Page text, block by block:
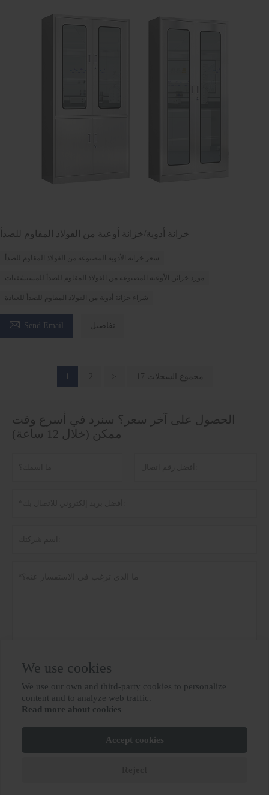
خزانة أدوية/خزانة أوعية من الفولاذ المقاوم للصدأ
سعر خزانة الأدوية المصنوعة من الفولاذ المقاوم للصدأ
مورد خزائن الأوعية المصنوعة من الفولاذ المقاوم للصدأ للمستشفيات
شراء خزانة أدوية من الفولاذ المقاوم للصدأ للعيادة
 Send Email تفاصيل
2 17 مجموع السجلات
الحصول على آخر سعر؟ سنرد في أسرع وقت
ممكن (خلال 12 ساعة)
تقدم سياسة خاصة
المزيد من الخدمات
We use cookies
We use our own and third-party cookies to personalize
content and to analyze web traffic.
Read more about cookies
Accept cookies